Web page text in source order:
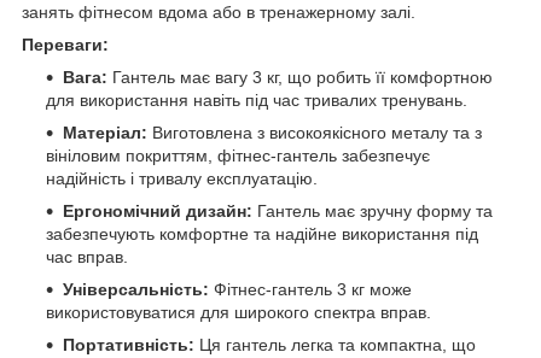
занять фітнесом вдома або в тренажерному залі.
Переваги:
Вага: Гантель має вагу 3 кг, що робить її комфортною
для використання навіть під час тривалих тренувань.
Матеріал: Виготовлена з високоякісного металу та з
вініловим покриттям, фітнес-гантель забезпечує
надійність і тривалу експлуатацію.
Ергономічний дизайн: Гантель має зручну форму та
забезпечують комфортне та надійне використання під
час вправ.
Універсальність: Фітнес-гантель 3 кг може
використовуватися для широкого спектра вправ.
Портативність: Ця гантель легка та компактна, що